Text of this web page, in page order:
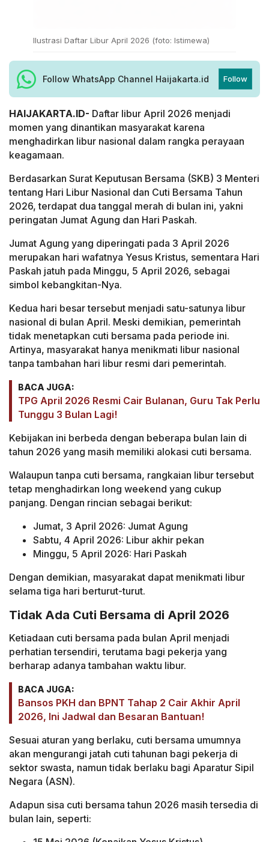
Ilustrasi Daftar Libur April 2026 (foto: Istimewa)
Follow WhatsApp Channel Haijakarta.id Follow
HAIJAKARTA.ID- Daftar libur April 2026 menjadi
momen yang dinantikan masyarakat karena
menghadirkan libur nasional dalam rangka perayaan
keagamaan.
Berdasarkan Surat Keputusan Bersama (SKB) 3 Menteri
tentang Hari Libur Nasional dan Cuti Bersama Tahun
2026, terdapat dua tanggal merah di bulan ini, yakni
peringatan Jumat Agung dan Hari Paskah.
Jumat Agung yang diperingati pada 3 April 2026
merupakan hari wafatnya Yesus Kristus, sementara Hari
Paskah jatuh pada Minggu, 5 April 2026, sebagai
simbol kebangkitan-Nya.
Kedua hari besar tersebut menjadi satu-satunya libur
nasional di bulan April. Meski demikian, pemerintah
tidak menetapkan cuti bersama pada periode ini.
Artinya, masyarakat hanya menikmati libur nasional
tanpa tambahan hari libur resmi dari pemerintah.
BACA JUGA:
TPG April 2026 Resmi Cair Bulanan, Guru Tak Perlu
Tunggu 3 Bulan Lagi!
Kebijakan ini berbeda dengan beberapa bulan lain di
tahun 2026 yang masih memiliki alokasi cuti bersama.
Walaupun tanpa cuti bersama, rangkaian libur tersebut
tetap menghadirkan long weekend yang cukup
panjang. Dengan rincian sebagai berikut:
Jumat, 3 April 2026: Jumat Agung
Sabtu, 4 April 2026: Libur akhir pekan
Minggu, 5 April 2026: Hari Paskah
Dengan demikian, masyarakat dapat menikmati libur
selama tiga hari berturut-turut.
Tidak Ada Cuti Bersama di April 2026
Ketiadaan cuti bersama pada bulan April menjadi
perhatian tersendiri, terutama bagi pekerja yang
berharap adanya tambahan waktu libur.
BACA JUGA:
Bansos PKH dan BPNT Tahap 2 Cair Akhir April
2026, Ini Jadwal dan Besaran Bantuan!
Sesuai aturan yang berlaku, cuti bersama umumnya
akan mengurangi jatah cuti tahunan bagi pekerja di
sektor swasta, namun tidak berlaku bagi Aparatur Sipil
Negara (ASN).
Adapun sisa cuti bersama tahun 2026 masih tersedia di
bulan lain, seperti: